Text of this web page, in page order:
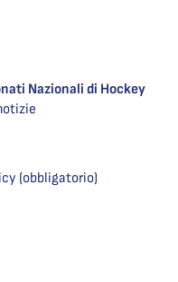
Nazionali di Hockey
(obbligatorio)